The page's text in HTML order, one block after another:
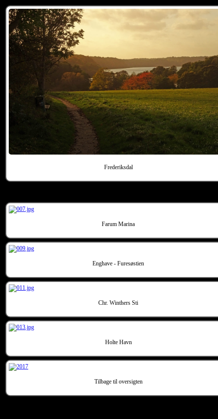
Frederiksdal
Farum Marina
Enghave - Furesøstien
Chr. Winthers Sti
Holte Havn
Tilbage til oversigten